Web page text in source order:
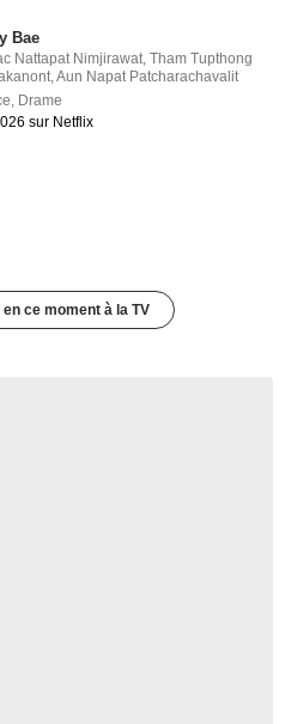
Bae
Nattapat Nimjirawat,Tham Tupthong
,Aun Napat Patcharachavalit
, Drame
sur Netflix
ce moment à la TV